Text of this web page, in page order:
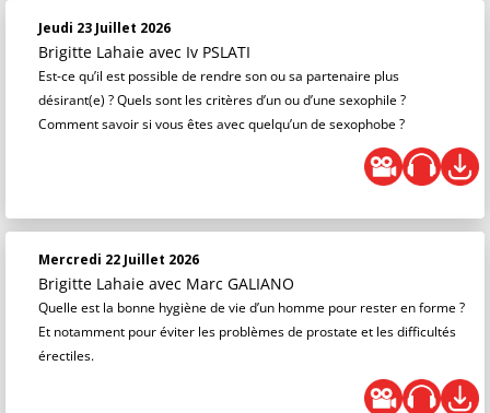
Jeudi 23 Juillet 2026
Brigitte Lahaie avec Iv PSLATI
Est-ce qu’il est possible de rendre son ou sa partenaire plus
désirant(e) ? Quels sont les critères d’un ou d’une sexophile ?
Comment savoir si vous êtes avec quelqu’un de sexophobe ?
Mercredi 22 Juillet 2026
Brigitte Lahaie avec Marc GALIANO
Quelle est la bonne hygiène de vie d’un homme pour rester en forme ?
Et notamment pour éviter les problèmes de prostate et les difficultés
érectiles.